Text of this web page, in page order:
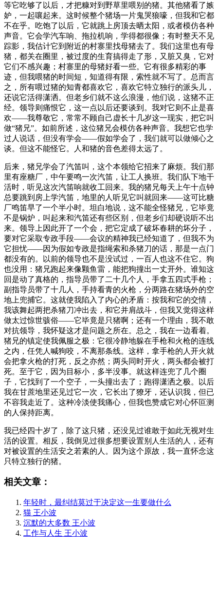
等它吃够了以后，才把糠对到野草里喂别的猪。其他猪看了嫉
妒，一起嚷起来。这时候整个猪场一片鬼哭狼嚎，但我和它都
不在乎。吃饱了以后，它就跳上房顶去晒太阳，或者模仿各种
声音。它会学汽车响、拖拉机响，学得都很像；有时整天不见
踪影，我估计它到附近的村寨里找母猪去了。我们这里也有母
猪，都关在圈里，被过度的生育搞得走了形，又脏又臭，它对
它们不感兴趣；村寨里的母猪好看一些。它有很多精彩的事
迹，但我喂猪的时间短，知道得有限，索性就不写了。总而言
之，所有喂过猪的知青都喜欢它，喜欢它特立独行的派头儿，
还说它活得潇洒。但老乡们就不这么浪漫，他们说，这猪不正
经。领导则痛恨它，这一点以后还要谈到。我对它则不止是喜
欢——我尊敬它，常常不顾自己虚长十几岁这一现实，把它叫
做“猪兄”。如前所述，这位猪兄会模仿各种声音。我想它也学
过人说话，但没有学会——假如学会了，我们就可以做倾心之
谈。但这不能怪它。人和猪的音色差得太远了。
后来，猪兄学会了汽笛叫，这个本领给它招来了麻烦。我们那
里有座糖厂，中午要鸣一次汽笛，让工人换班。我们队下地干
活时，听见这次汽笛响就收工回来。我的猪兄每天上午十点钟
总要跳到房上学汽笛，地里的人听见它叫就回来——这可比糖
厂鸣笛早了一个半小时。坦白地说，这不能全怪猪兄，它毕竟
不是锅炉，叫起来和汽笛还有些区别，但老乡们却硬说听不出
来。领导上因此开了一个会，把它定成了破坏春耕的坏分子，
要对它采取专政手段——会议的精神我已经知道了，但我不为
它担忧——因为假如专政是指绳索和杀猪刀的话，那是一点门
都没有的。以前的领导也不是没试过，一百人也这不住它。狗
也没用：猪兄跑起来像颗鱼雷，能把狗撞出一丈开外。谁知这
回是动了真格的，指导员带了二十几个人，手拿五四式手枪；
副指导员带了十几人，手持看青的火枪，分两路在猪场外的空
地上兜捕它。这就使我陷入了内心的矛盾：按我和它的交情，
我该舞起两把杀猪刀冲出去，和它并肩战斗，但我又觉得这样
做太过惊世骇俗——它毕竟是只猪啊；还有一个理由，我不敢
对抗领导，我怀疑这才是问题之所在。总之，我在一边看着。
猪兄的镇定使我佩服之极：它很冷静地躲在手枪和火枪的连线
之内，任凭人喊狗咬，不离那条线。这样，拿手枪的人开火就
会把拿火枪的打死，反之亦然；两头同时开火，两头都会被打
死。至于它，因为目标小，多半没事。就这样连兜了几个圈
子，它找到了一个空子，一头撞出去了；跑得潇洒之极。以后
我在甘蔗地里还见过它一次，它长出了獠牙，还认识我，但已
不容我走近了。这种冷淡使我痛心，但我也赞成它对心怀叵测
的人保持距离。
我已经四十岁了，除了这只猪，还没见过谁敢于如此无视对生
活的设置。相反，我倒见过很多想要设置别人生活的人，还有
对被设置的生活安之若素的人。因为这个原故，我一直怀念这
只特立独行的猪。
相关文章：
年轻时，最纠结莫过于决定这一生要做什么
猫 王小波
沉默的大多数 王小波
工作与人生 王小波